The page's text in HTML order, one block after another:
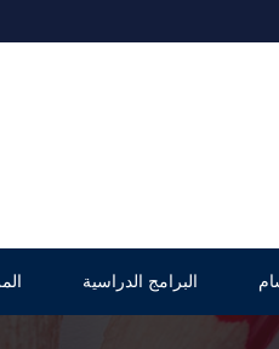
البرامج الدراسية